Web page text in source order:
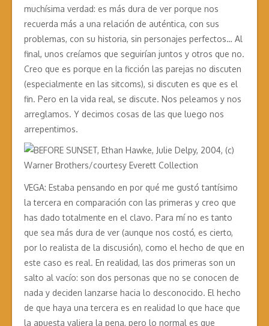
muchísima verdad: es más dura de ver porque nos
recuerda más a una relación de auténtica, con sus
problemas, con su historia, sin personajes perfectos… Al
final, unos creíamos que seguirían juntos y otros que no.
Creo que es porque en la ficción las parejas no discuten
(especialmente en las sitcoms), si discuten es que es el
fin. Pero en la vida real, se discute. Nos peleamos y nos
arreglamos. Y decimos cosas de las que luego nos
arrepentimos.
VEGA: Estaba pensando en por qué me gustó tantísimo
la tercera en comparación con las primeras y creo que
has dado totalmente en el clavo. Para mí no es tanto
que sea más dura de ver (aunque nos costó, es cierto,
por lo realista de la discusión), como el hecho de que en
este caso es real. En realidad, las dos primeras son un
salto al vacío: son dos personas que no se conocen de
nada y deciden lanzarse hacia lo desconocido. El hecho
de que haya una tercera es en realidad lo que hace que
la apuesta valiera la pena, pero lo normal es que